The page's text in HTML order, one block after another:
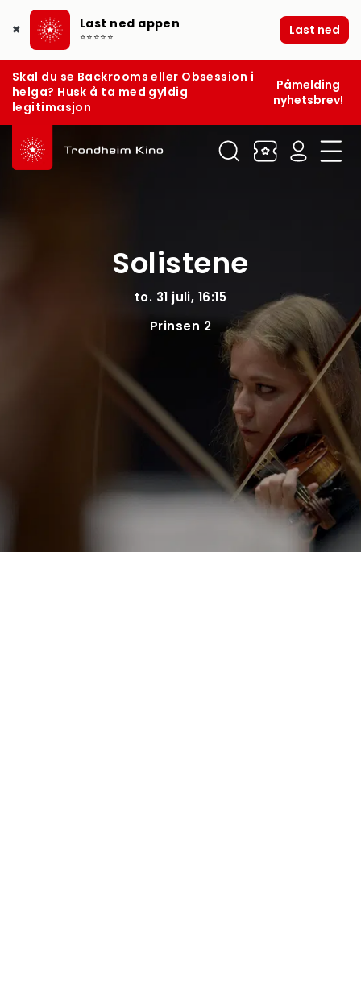
✖ Last ned appen
⭐⭐⭐⭐⭐ Last ned
Skal du se Backrooms eller Obsession i
helga? Husk å ta med gyldig
legitimasjon
Påmelding
nyhetsbrev!
Solistene
to. 31 juli, 16:15
Prinsen 2